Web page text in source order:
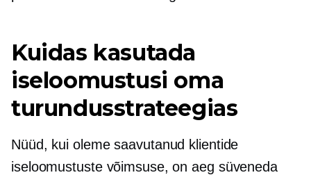
Kuidas kasutada
iseloomustusi oma
turundusstrateegias
Nüüd, kui oleme saavutanud klientide
iseloomustuste võimsuse, on aeg süveneda